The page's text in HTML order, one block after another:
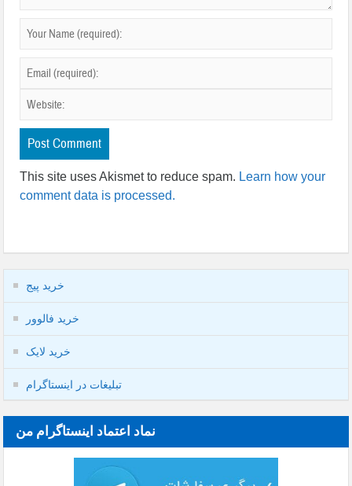
This site uses Akismet to reduce spam. Learn how your
comment data is processed.
خرید پیج
خرید فالوور
خرید لایک
تبلیغات در اینستاگرام
نماد اعتماد اینستاگرام من